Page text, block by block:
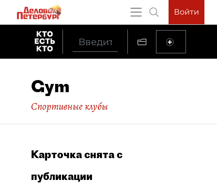
Войти
Gym
Спортивные клубы
Карточка снята с
публикации